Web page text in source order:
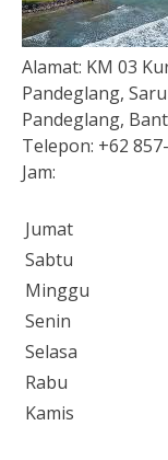
Alamat: KM 03
Pandeglang,
Pandeglang,
Telepon: +62
Jam:
Jumat
Sabtu
Minggu
Senin
Selasa
Rabu
Kamis